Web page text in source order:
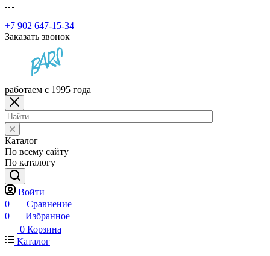
+7 902 647-15-34
Заказать звонок
работаем с 1995 года
Каталог
По всему сайту
По каталогу
Войти
0
Сравнение
0
Избранное
0 Корзина
Каталог